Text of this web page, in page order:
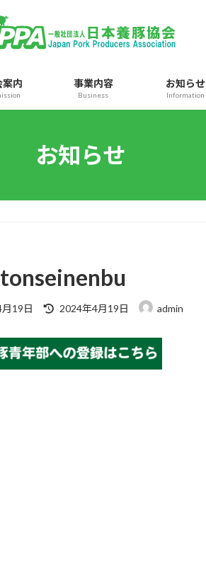
案内 事業内容
Business
お知らせ
Information
お知らせ
19日
最
新
日
2024年4月19日 admin